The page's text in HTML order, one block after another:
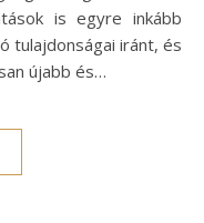
is egyre inkább
tulajdonságai iránt, és
újabb és…